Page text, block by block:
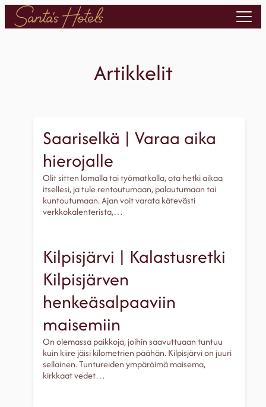
Siirry
sisältöön
Artikkelit
Saariselkä | Varaa aika
hierojalle
Olit sitten lomalla tai työmatkalla, ota hetki aikaa
itsellesi, ja tule rentoutumaan, palautumaan tai
kuntoutumaan. Ajan voit varata kätevästi
verkkokalenterista,…
Kilpisjärvi | Kalastusretki
Kilpisjärven
henkeäsalpaaviin
maisemiin
On olemassa paikkoja, joihin saavuttuaan tuntuu
kuin kiire jäisi kilometrien päähän. Kilpisjärvi on juuri
sellainen. Tuntureiden ympäröimä maisema,
kirkkaat vedet…